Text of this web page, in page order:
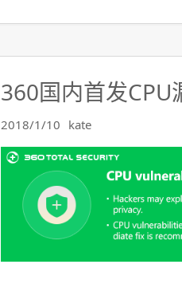
360国内首发
2018/1/10 kate